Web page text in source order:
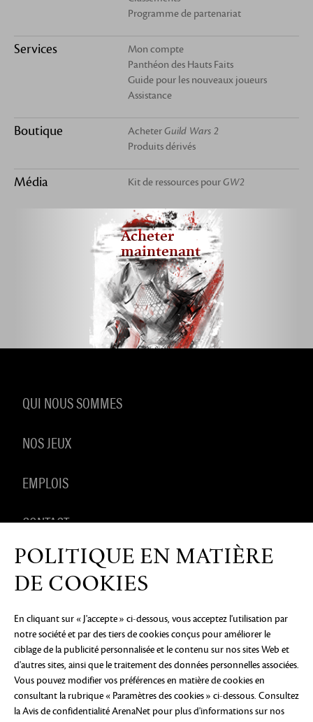
Programme de partenariat
Services
Mon compte
Panthéon des Hauts Faits
Guide pour les nouveaux joueurs
Assistance
Boutique AcheterGuild Wars 2
Produits dérivés
Média Kit de ressources pourGW2
Acheter
maintenant
QUI NOUS SOMMES
NOS JEUX
EMPLOIS
CONTACT
PRODUITS DÉRIVÉS
AVIS DE CONFIDENTIALITÉ MENTIONS LÉGALES
PAS VENDRE OU PARTAGER MES INFORMATIONS
PERSONNELLES
PRÉFÉRENCES COOKIE
©2026 ArenaNet, LLC. Tous droits réservés. Toutes
les marques déposées sont la propriété de leurs
propriétaires respectifs.
POLITIQUE EN MATIÈRE
DE COOKIES
En cliquant sur « J'accepte » ci-dessous, vous acceptez l'utilisation par
notre société et par des tiers de cookies conçus pour améliorer le
ciblage de la publicité personnalisée et le contenu sur nos sites Web et
d'autres sites, ainsi que le traitement des données personnelles associées.
Vous pouvez modifier vos préférences en matière de cookies en
consultant la rubrique « Paramètres des cookies » ci-dessous. Consultez
la Avis de confidentialité ArenaNet pour plus d'informations sur nos